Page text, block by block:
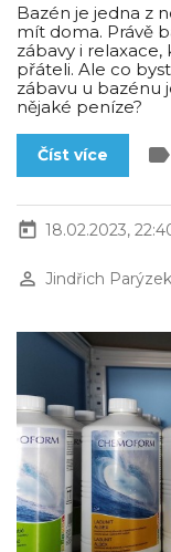
Bazén je jedna z
mít doma. Právě
zábavy i
přáteli. Ale co
zábavu u bazénu
nějaké peníze?
Číst více label
today 18.02.2023,
perm_identity Jindřich Parýzek